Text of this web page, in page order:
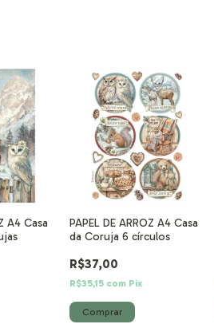
A4 Casa
PAPEL DE ARROZ A4 Casa
da Coruja 6 círculos
R$37,00
R$35,15 com Pix